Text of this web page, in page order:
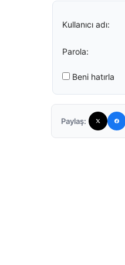
Kullanıcı adı:
Parola:
Beni hatırla
Paylaş: